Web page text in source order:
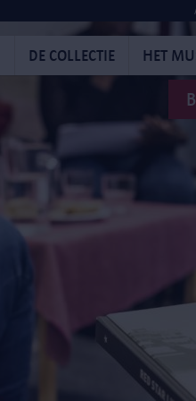
DE COLLECTIE HET